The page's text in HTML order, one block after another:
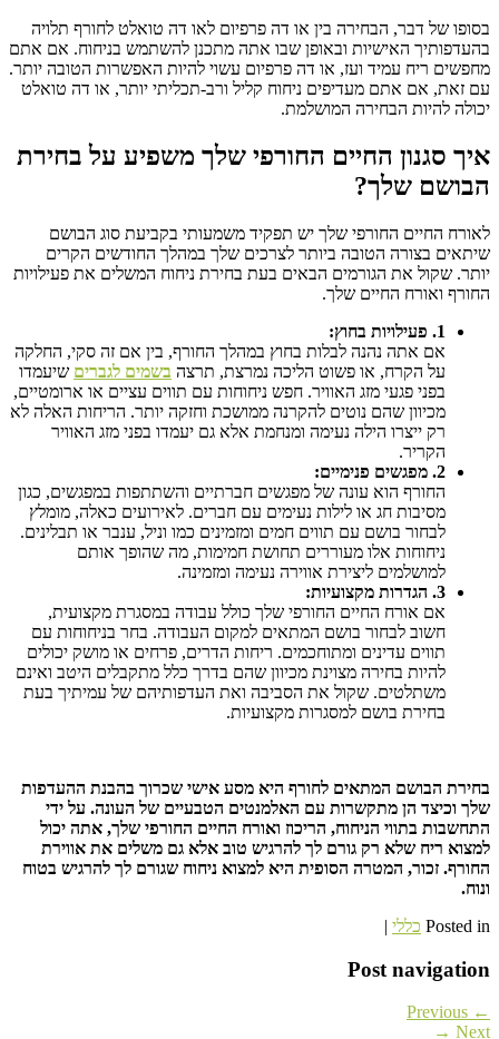
בסופו של דבר, הבחירה בין או דה פרפיום לאו דה טואלט לחורף תלויה
בהעדפותיך האישיות ובאופן שבו אתה מתכנן להשתמש בניחוח. אם אתם
מחפשים ריח עמיד ועז, או דה פרפיום עשוי להיות האפשרות הטובה יותר.
עם זאת, אם אתם מעדיפים ניחוח קליל ורב-תכליתי יותר, או דה טואלט
יכולה להיות הבחירה המושלמת.
איך סגנון החיים החורפי שלך משפיע על בחירת
הבושם שלך?
לאורח החיים החורפי שלך יש תפקיד משמעותי בקביעת סוג הבושם
שיתאים בצורה הטובה ביותר לצרכים שלך במהלך החודשים הקרים
יותר. שקול את הגורמים הבאים בעת בחירת ניחוח המשלים את פעילויות
החורף ואורח החיים שלך.
1. פעילויות בחוץ:
אם אתה נהנה לבלות בחוץ במהלך החורף, בין אם זה סקי, החלקה
על הקרח, או פשוט הליכה נמרצת, תרצה בשמים לגברים שיעמדו
בפני פגעי מזג האוויר. חפש ניחוחות עם תווים עציים או ארומטיים,
מכיוון שהם נוטים להקרנה ממושכת וחזקה יותר. הריחות האלה לא
רק ייצרו הילה נעימה ומנחמת אלא גם יעמדו בפני מזג האוויר
הקריר.
2. מפגשים פנימיים:
החורף הוא עונה של מפגשים חברתיים והשתתפות במפגשים, כגון
מסיבות חג או לילות נעימים עם חברים. לאירועים כאלה, מומלץ
לבחור בושם עם תווים חמים ומזמינים כמו וניל, ענבר או תבלינים.
ניחוחות אלו מעוררים תחושת חמימות, מה שהופך אותם
למושלמים ליצירת אווירה נעימה ומזמינה.
3. הגדרות מקצועיות:
אם אורח החיים החורפי שלך כולל עבודה במסגרת מקצועית,
חשוב לבחור בושם המתאים למקום העבודה. בחר בניחוחות עם
תווים עדינים ומתוחכמים. ריחות הדרים, פרחים או מושק יכולים
להיות בחירה מצוינת מכיוון שהם בדרך כלל מתקבלים היטב ואינם
משתלטים. שקול את הסביבה ואת העדפותיהם של עמיתיך בעת
בחירת בושם למסגרות מקצועיות.
בחירת הבושם המתאים לחורף היא מסע אישי שכרוך בהבנת ההעדפות
שלך וכיצד הן מתקשרות עם האלמנטים הטבעיים של העונה. על ידי
התחשבות בתווי הניחוח, הריכוז ואורח החיים החורפי שלך, אתה יכול
למצוא ריח שלא רק גורם לך להרגיש טוב אלא גם משלים את אווירת
החורף. זכור, המטרה הסופית היא למצוא ניחוח שגורם לך להרגיש בטוח
ונוח.
Posted in כללי |
Post navigation
← Previous
Next →